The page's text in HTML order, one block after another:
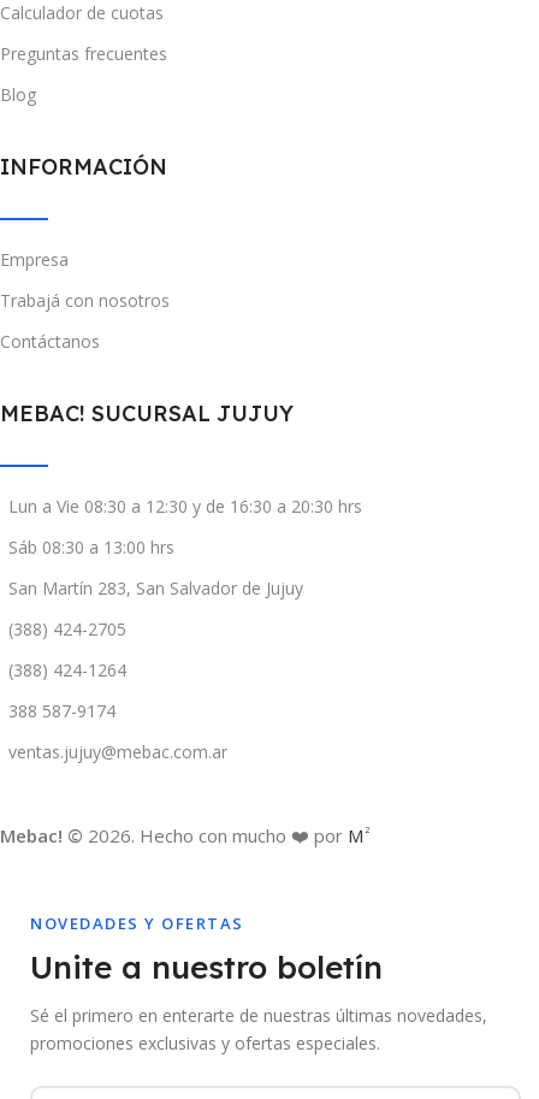
Calculador de cuotas
Preguntas frecuentes
Blog
INFORMACIÓN
Empresa
Trabajá con nosotros
Contáctanos
MEBAC! SUCURSAL JUJUY
Lun a Vie 08:30 a 12:30 y de 16:30 a 20:30 hrs
Sáb 08:30 a 13:00 hrs
San Martín 283, San Salvador de Jujuy
(388) 424-2705
(388) 424-1264
388 587-9174
ventas.jujuy@mebac.com.ar
Mebac! © 2026. Hecho con mucho ❤️ por M 2
NOVEDADES Y OFERTAS
Unite a nuestro boletín
Sé el primero en enterarte de nuestras últimas novedades,
promociones exclusivas y ofertas especiales.